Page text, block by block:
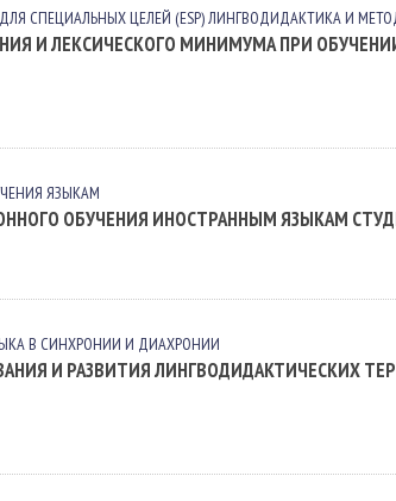
СПЕЦИАЛЬНЫХ ЦЕЛЕЙ (ESP)ЛИНГВОДИДАКТИКА И
И ЛЕКСИЧЕСКОГО МИНИМУМА ПРИ
ЯЗЫКАМ
ОБУЧЕНИЯ ИНОСТРАННЫМ ЯЗЫКАМ
В СИНХРОНИИ И ДИАХРОНИИ
И РАЗВИТИЯ ЛИНГВОДИДАКТИЧЕСКИХ